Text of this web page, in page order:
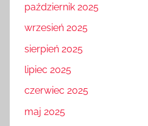
październik 2025
wrzesień 2025
sierpień 2025
lipiec 2025
czerwiec 2025
maj 2025